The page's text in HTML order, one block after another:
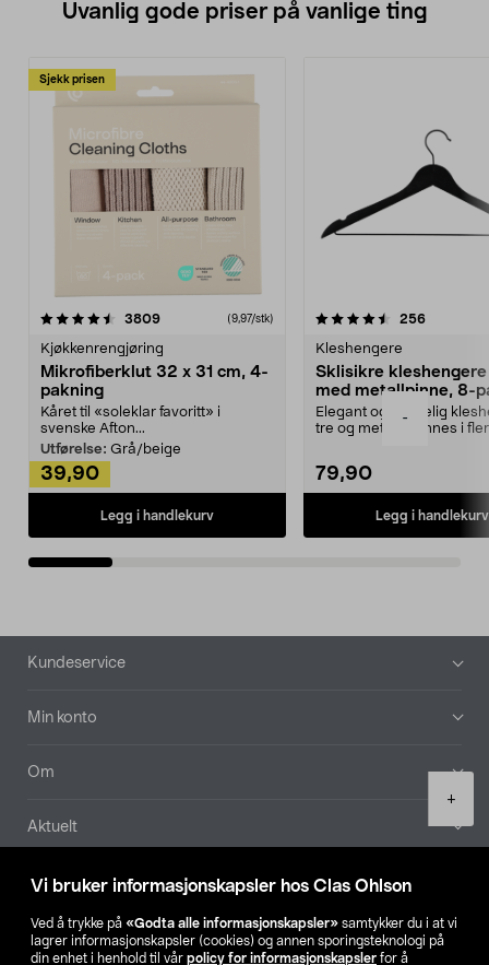
Vi bruker informasjonskapsler hos Clas Ohlson
Ved å trykke på «Godta alle informasjonskapsler» samtykker du i at vi
lagrer informasjonskapsler (cookies) og annen sporingsteknologi på
din enhet i henhold til vår policy for informasjonskapsler for å
-
+
Uvanlig gode priser på vanlige ting
Sjekk prisen
3809anmeldelser(9,97/stk)
Kjøkkenrengjøring
Mikrofiberklut 32 x 31 cm, 4-
pakning
Kåret til «soleklar favoritt» i
svenske Afton...
Utførelse: Grå/beige
39,90
Legg i handlekurv
4.5av 5 stjerner 256
Kleshengere
Sklisikre
med metallpinne, 8-
Elegant og skikkelig
tre og metall – finnes i
79,90
Legg i handlekurv
4.5av 5 stjerner
Bunntekst
Kundeservice
Min konto
Om
Aktuelt
Våre selskaper
Finn din butikk